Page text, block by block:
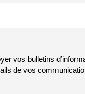
vos bulletins
de vos